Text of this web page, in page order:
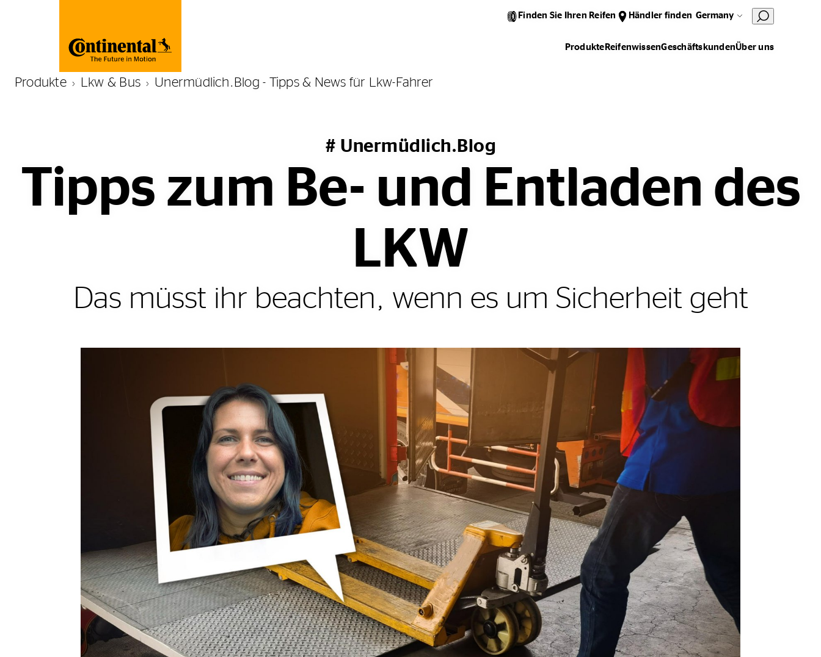
Finden Sie Ihren Reifen Händler finden Germany
Produkte ReifenwissenGeschäftskundenÜber uns
Produkte Lkw & Bus Unermüdlich.Blog - Tipps & News für Lkw-Fahrer
# Unermüdlich.Blog
Tipps zum Be- und Entladen des
LKW
Das müsst ihr beachten, wenn es um Sicherheit geht